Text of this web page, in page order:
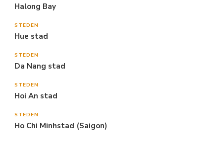
Halong Bay
STEDEN
Hue stad
STEDEN
Da Nang stad
STEDEN
Hoi An stad
STEDEN
Ho Chi Minhstad (Saigon)